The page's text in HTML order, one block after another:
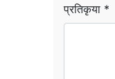
प्रतिकृया *